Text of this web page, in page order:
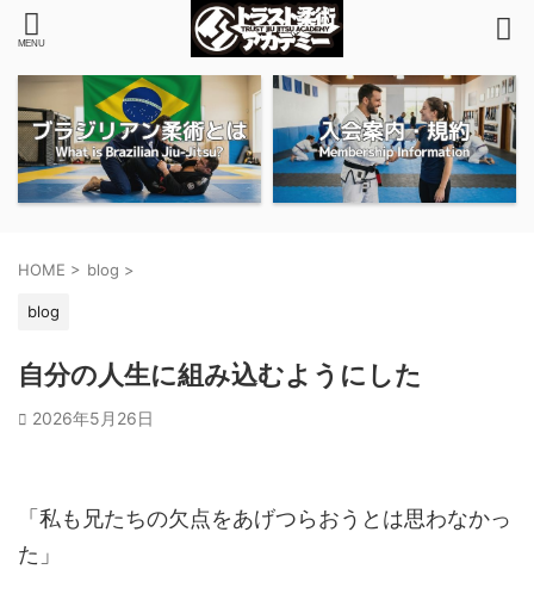
HOME > blog >
blog
自分の人生に組み込むようにした
2026年5月26日
「私も兄たちの欠点をあげつらおうとは思わなかっ
た」